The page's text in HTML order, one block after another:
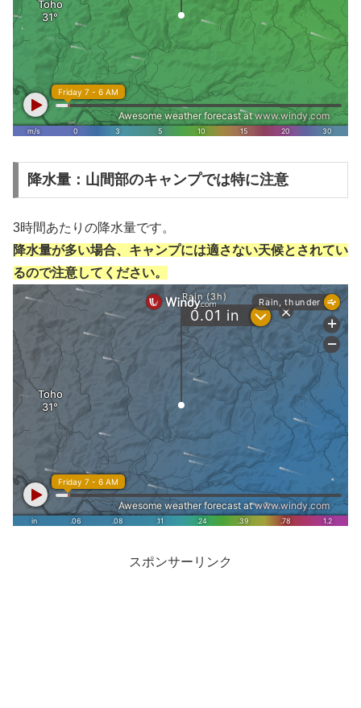
降水量：山間部のキャンプでは特に注意
3時間あたりの降水量です。
降水量が多い場合、キャンプには適さない天候とされてい
るので注意してください。
スポンサーリンク